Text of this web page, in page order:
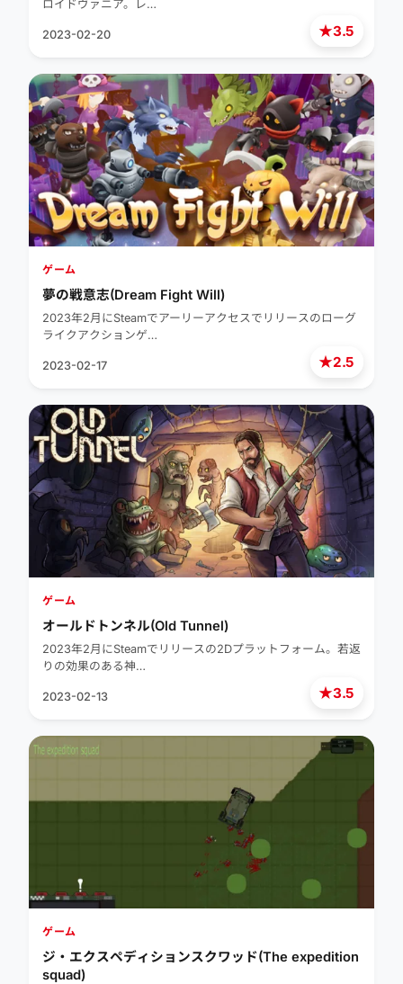
★3.5
ロイドヴァニア。レ…
2023-02-20
★2.5
ゲーム
夢の戦意志(Dream Fight Will)
2023年2月にSteamでアーリーアクセスでリリースのローグ
ライクアクションゲ…
2023-02-17
★3.5
ゲーム
オールドトンネル(Old Tunnel)
2023年2月にSteamでリリースの2Dプラットフォーム。若返
りの効果のある神…
2023-02-13
ゲーム
ジ・エクスペディションスクワッド(The expedition
squad)